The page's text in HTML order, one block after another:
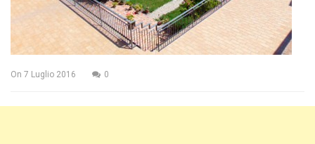
On 7 Luglio 2016 0